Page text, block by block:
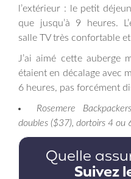
l’extérieur : le petit
que jusqu’à 9 heures.
salle TV très confortable
J’ai aimé cette auberge
étaient en décalage avec
6 heures, pas forcément
Rosemere
doubles ($37), dortoirs 4 ou